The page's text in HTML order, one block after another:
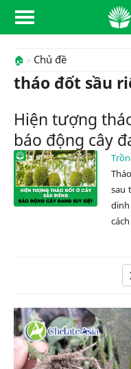
🏠 Chủ đề
tháo đốt sầu
Hiện tượng
báo động cây
sau